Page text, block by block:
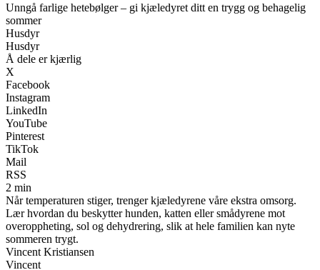
Unngå farlige hetebølger – gi kjæledyret ditt en trygg og behagelig
sommer
Husdyr
Husdyr
Å dele er kjærlig
X
Facebook
Instagram
LinkedIn
YouTube
Pinterest
TikTok
Mail
RSS
2 min
Når temperaturen stiger, trenger kjæledyrene våre ekstra omsorg.
Lær hvordan du beskytter hunden, katten eller smådyrene mot
overoppheting, sol og dehydrering, slik at hele familien kan nyte
sommeren trygt.
Vincent Kristiansen
Vincent